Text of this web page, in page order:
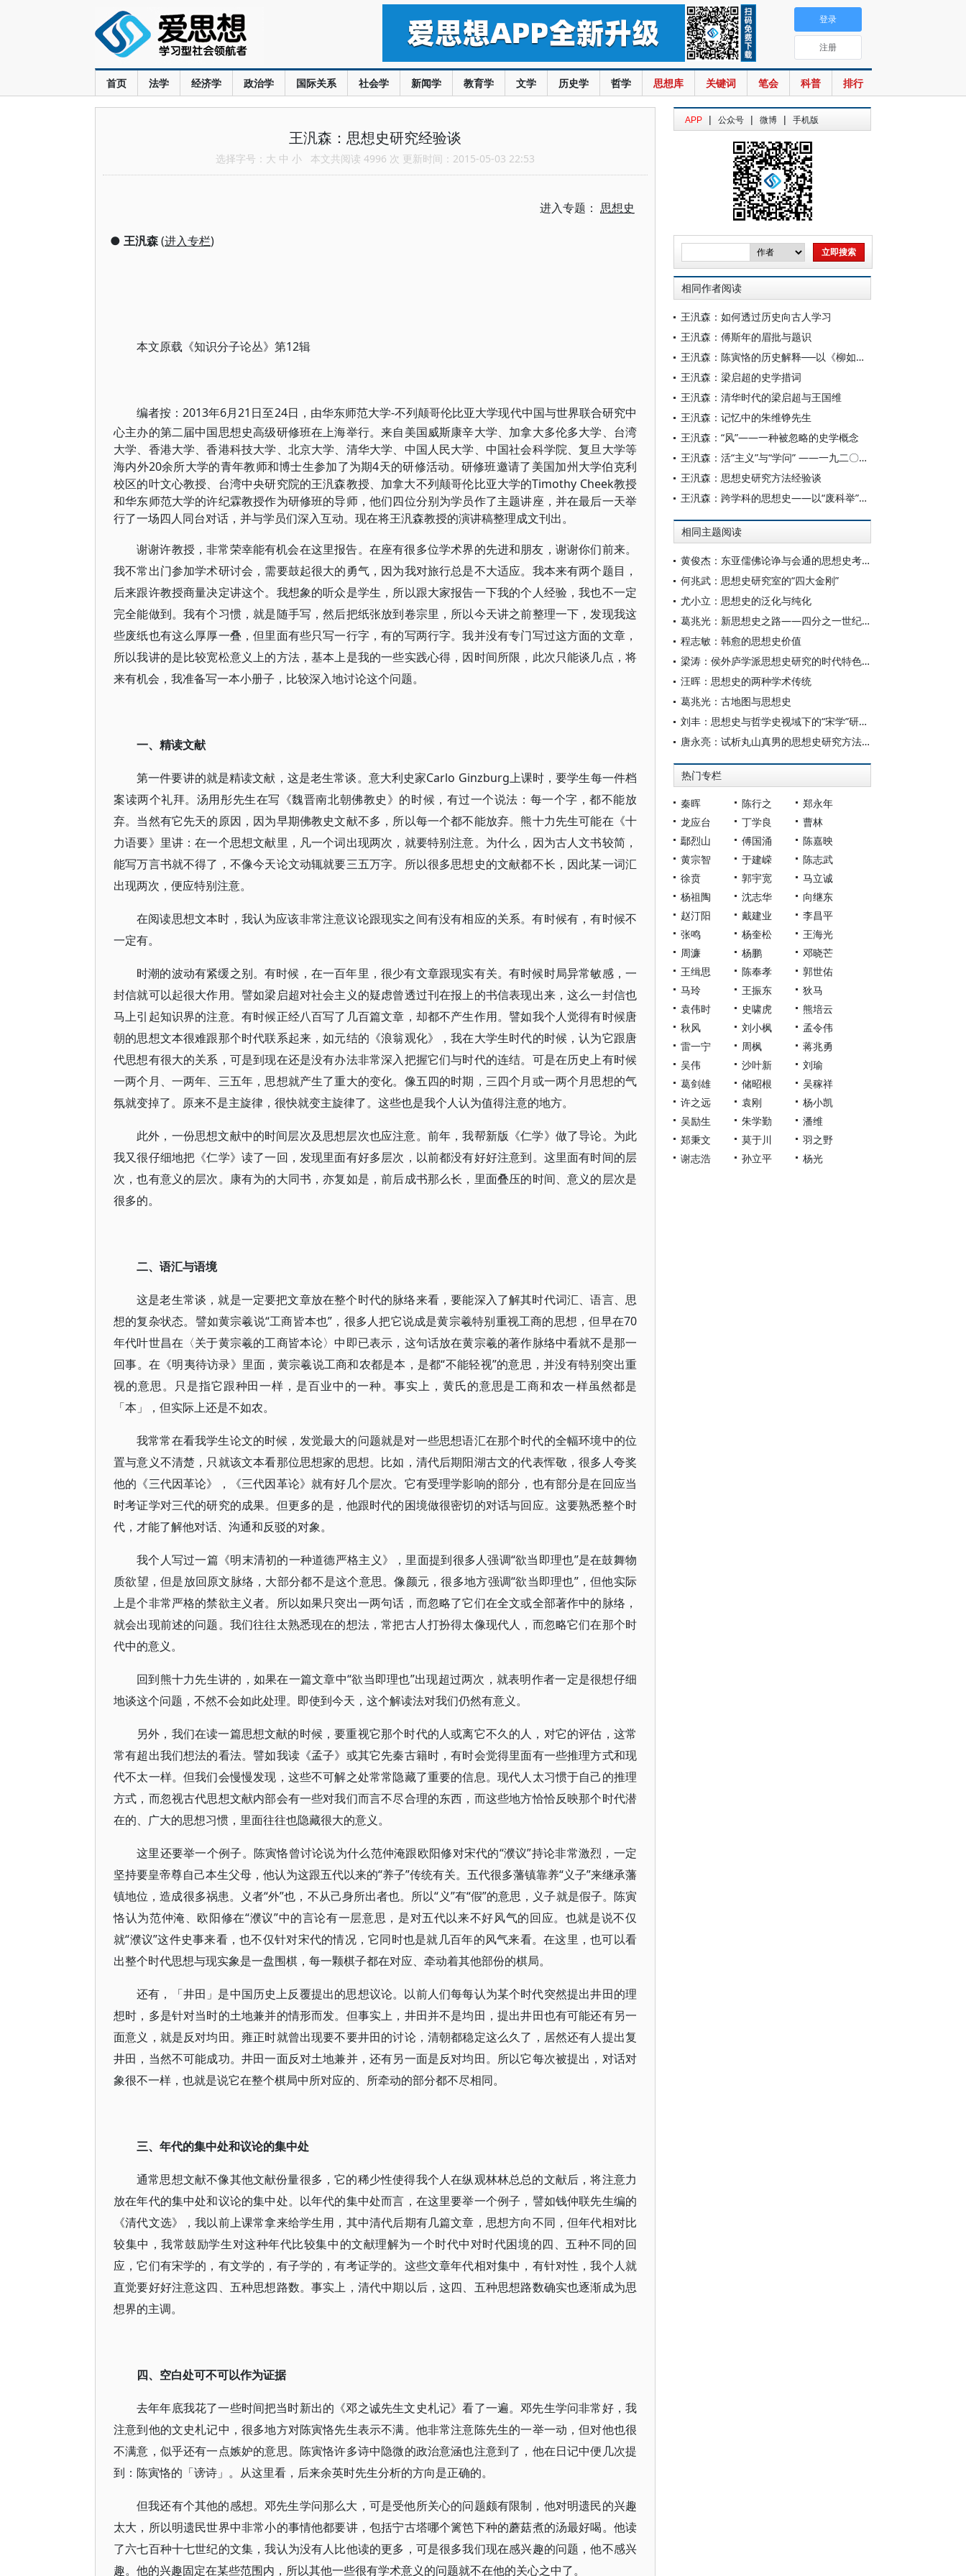
首页 法学 经济学 政治学 国际关系 社会学 新闻学 教育学 文学 历史学 哲学 思想库 关键词 笔会 科普 排行
登录
注册
王汎森：思想史研究经验谈
选择字号： 大 中 小 本文共阅读 4996 次 更新时间：2015-05-03 22:53
进入专题： 思想史
● 王汎森(进入专栏)
本文原载《知识分子论丛》第12辑
编者按：2013年6月21日至24日，由华东师范大学-不列颠哥伦比亚大学现代中国与世界联合研究中
心主办的第二届中国思想史高级研修班在上海举行。来自美国威斯康辛大学、加拿大多伦多大学、台湾
大学、香港大学、香港科技大学、北京大学、清华大学、中国人民大学、中国社会科学院、复旦大学等
海内外20余所大学的青年教师和博士生参加了为期4天的研修活动。研修班邀请了美国加州大学伯克利
校区的叶文心教授、台湾中央研究院的王汎森教授、加拿大不列颠哥伦比亚大学的Timothy Cheek教授
和华东师范大学的许纪霖教授作为研修班的导师，他们四位分别为学员作了主题讲座，并在最后一天举
行了一场四人同台对话，并与学员们深入互动。现在将王汎森教授的演讲稿整理成文刊出。
谢谢许教授，非常荣幸能有机会在这里报告。在座有很多位学术界的先进和朋友，谢谢你们前来。
我不常出门参加学术研讨会，需要鼓起很大的勇气，因为我对旅行总是不大适应。我本来有两个题目，
后来跟许教授商量决定讲这个。我想象的听众是学生，所以跟大家报告一下我的个人经验，我也不一定
完全能做到。我有个习惯，就是随手写，然后把纸张放到卷宗里，所以今天讲之前整理一下，发现我这
些废纸也有这么厚厚一叠，但里面有些只写一行字，有的写两行字。我并没有专门写过这方面的文章，
所以我讲的是比较宽松意义上的方法，基本上是我的一些实践心得，因时间所限，此次只能谈几点，将
来有机会，我准备写一本小册子，比较深入地讨论这个问题。
一、精读文献
第一件要讲的就是精读文献，这是老生常谈。意大利史家Carlo Ginzburg上课时，要学生每一件档
案读两个礼拜。汤用彤先生在写《魏晋南北朝佛教史》的时候，有过一个说法：每一个字，都不能放
弃。当然有它先天的原因，因为早期佛教史文献不多，所以每一个都不能放弃。熊十力先生可能在《十
力语要》里讲：在一个思想文献里，凡一个词出现两次，就要特别注意。为什么，因为古人文书较简，
能写万言书就不得了，不像今天论文动辄就要三五万字。所以很多思想史的文献都不长，因此某一词汇
出现两次，便应特别注意。
在阅读思想文本时，我认为应该非常注意议论跟现实之间有没有相应的关系。有时候有，有时候不
一定有。
时潮的波动有紧缓之别。有时候，在一百年里，很少有文章跟现实有关。有时候时局异常敏感，一
封信就可以起很大作用。譬如梁启超对社会主义的疑虑曾透过刊在报上的书信表现出来，这么一封信也
马上引起知识界的注意。有时候正经八百写了几百篇文章，却都不产生作用。譬如我个人觉得有时候唐
朝的思想文本很难跟那个时代联系起来，如元结的《浪翁观化》，我在大学生时代的时候，认为它跟唐
代思想有很大的关系，可是到现在还是没有办法非常深入把握它们与时代的连结。可是在历史上有时候
一两个月、一两年、三五年，思想就产生了重大的变化。像五四的时期，三四个月或一两个月思想的气
氛就变掉了。原来不是主旋律，很快就变主旋律了。这些也是我个人认为值得注意的地方。
此外，一份思想文献中的时间层次及思想层次也应注意。前年，我帮新版《仁学》做了导论。为此
我又很仔细地把《仁学》读了一回，发现里面有好多层次，以前都没有好好注意到。这里面有时间的层
次，也有意义的层次。康有为的大同书，亦复如是，前后成书那么长，里面叠压的时间、意义的层次是
很多的。
二、语汇与语境
这是老生常谈，就是一定要把文章放在整个时代的脉络来看，要能深入了解其时代词汇、语言、思
想的复杂状态。譬如黄宗羲说“工商皆本也”，很多人把它说成是黄宗羲特别重视工商的思想，但早在70
年代叶世昌在〈关于黄宗羲的工商皆本论〉中即已表示，这句话放在黄宗羲的著作脉络中看就不是那一
回事。在《明夷待访录》里面，黄宗羲说工商和农都是本，是都“不能轻视”的意思，并没有特别突出重
视的意思。只是指它跟种田一样，是百业中的一种。事实上，黄氏的意思是工商和农一样虽然都是
「本」，但实际上还是不如农。
我常常在看我学生论文的时候，发觉最大的问题就是对一些思想语汇在那个时代的全幅环境中的位
置与意义不清楚，只就该文本看那位思想家的思想。比如，清代后期阳湖古文的代表恽敬，很多人夸奖
他的《三代因革论》，《三代因革论》就有好几个层次。它有受理学影响的部分，也有部分是在回应当
时考证学对三代的研究的成果。但更多的是，他跟时代的困境做很密切的对话与回应。这要熟悉整个时
代，才能了解他对话、沟通和反驳的对象。
我个人写过一篇《明末清初的一种道德严格主义》，里面提到很多人强调“欲当即理也”是在鼓舞物
质欲望，但是放回原文脉络，大部分都不是这个意思。像颜元，很多地方强调“欲当即理也”，但他实际
上是个非常严格的禁欲主义者。所以如果只突出一两句话，而忽略了它们在全文或全部著作中的脉络，
就会出现前述的问题。我们往往太熟悉现在的想法，常把古人打扮得太像现代人，而忽略它们在那个时
代中的意义。
回到熊十力先生讲的，如果在一篇文章中“欲当即理也”出现超过两次，就表明作者一定是很想仔细
地谈这个问题，不然不会如此处理。即使到今天，这个解读法对我们仍然有意义。
另外，我们在读一篇思想文献的时候，要重视它那个时代的人或离它不久的人，对它的评估，这常
常有超出我们想法的看法。譬如我读《孟子》或其它先秦古籍时，有时会觉得里面有一些推理方式和现
代不太一样。但我们会慢慢发现，这些不可解之处常常隐藏了重要的信息。现代人太习惯于自己的推理
方式，而忽视古代思想文献内部会有一些对我们而言不尽合理的东西，而这些地方恰恰反映那个时代潜
在的、广大的思想习惯，里面往往也隐藏很大的意义。
这里还要举一个例子。陈寅恪曾讨论说为什么范仲淹跟欧阳修对宋代的“濮议”持论非常激烈，一定
坚持要皇帝尊自己本生父母，他认为这跟五代以来的“养子”传统有关。五代很多藩镇靠养“义子”来继承藩
镇地位，造成很多祸患。义者“外”也，不从己身所出者也。所以“义”有“假”的意思，义子就是假子。陈寅
恪认为范仲淹、欧阳修在“濮议”中的言论有一层意思，是对五代以来不好风气的回应。也就是说不仅
就“濮议”这件史事来看，也不仅针对宋代的情况，它同时也是就几百年的风气来看。在这里，也可以看
出整个时代思想与现实象是一盘围棋，每一颗棋子都在对应、牵动着其他部份的棋局。
还有，「井田」是中国历史上反覆提出的思想议论。以前人们每每认为某个时代突然提出井田的理
想时，多是针对当时的土地兼并的情形而发。但事实上，井田并不是均田，提出井田也有可能还有另一
面意义，就是反对均田。雍正时就曾出现要不要井田的讨论，清朝都稳定这么久了，居然还有人提出复
井田，当然不可能成功。井田一面反对土地兼并，还有另一面是反对均田。所以它每次被提出，对话对
象很不一样，也就是说它在整个棋局中所对应的、所牵动的部分都不尽相同。
三、年代的集中处和议论的集中处
通常思想文献不像其他文献份量很多，它的稀少性使得我个人在纵观林林总总的文献后，将注意力
放在年代的集中处和议论的集中处。以年代的集中处而言，在这里要举一个例子，譬如钱仲联先生编的
《清代文选》，我以前上课常拿来给学生用，其中清代后期有几篇文章，思想方向不同，但年代相对比
较集中，我常鼓励学生对这种年代比较集中的文献理解为一个时代中对时代困境的四、五种不同的回
应，它们有宋学的，有文学的，有子学的，有考证学的。这些文章年代相对集中，有针对性，我个人就
直觉要好好注意这四、五种思想路数。事实上，清代中期以后，这四、五种思想路数确实也逐渐成为思
想界的主调。
四、空白处可不可以作为证据
去年年底我花了一些时间把当时新出的《邓之诚先生文史札记》看了一遍。邓先生学问非常好，我
注意到他的文史札记中，很多地方对陈寅恪先生表示不满。他非常注意陈先生的一举一动，但对他也很
不满意，似乎还有一点嫉妒的意思。陈寅恪许多诗中隐微的政治意涵也注意到了，他在日记中便几次提
到：陈寅恪的「谤诗」。从这里看，后来余英时先生分析的方向是正确的。
但我还有个其他的感想。邓先生学问那么大，可是受他所关心的问题颇有限制，他对明遗民的兴趣
太大，所以明遗民世界中非常小的事情他都要讲，包括宁古塔哪个篱笆下种的蘑菇煮的汤最好喝。他读
了六七百种十七世纪的文集，我认为没有人比他读的更多，可是很多我们现在感兴趣的问题，他不感兴
趣。他的兴趣固定在某些范围内，所以其他一些很有学术意义的问题就不在他的关心之中了。
APP | 公众号 | 微博 | 手机版
相同作者阅读
王汎森：如何透过历史向古人学习
王汎森：傅斯年的眉批与题识
王汎森：陈寅恪的历史解释──以《柳如是别传》为例
王汎森：梁启超的史学措词
王汎森：清华时代的梁启超与王国维
王汎森：记忆中的朱维铮先生
王汎森：“风”——一种被忽略的史学概念
王汎森：活“主义”与“学问” ——一九二〇年代中国思想界的分裂
王汎森：思想史研究方法经验谈
王汎森：跨学科的思想史——以“废科举”的讨论为例
相同主题阅读
黄俊杰：东亚儒佛论诤与会通的思想史考察
何兆武：思想史研究室的“四大金刚”
尤小立：思想史的泛化与纯化
葛兆光：新思想史之路——四分之一世纪后关于《中国思想史》的回顾与思考
程志敏：韩愈的思想史价值
梁涛：侯外庐学派思想史研究的时代特色与理论创新
汪晖：思想史的两种学术传统
葛兆光：古地图与思想史
刘丰：思想史与哲学史视域下的“宋学”研究——以“宋学第一人”为中心
唐永亮：试析丸山真男的思想史研究方法论
热门专栏
秦晖 陈行之
郑永年
龙应台
丁学良
曹林
鄢烈山
傅国涌
陈嘉映
黄宗智
于建嵘
陈志武
徐贲
郭宇宽
马立诚
杨祖陶
沈志华
向继东
赵汀阳
戴建业
李昌平
张鸣
杨奎松
王海光
周濂
杨鹏
邓晓芒
王缉思
陈奉孝
郭世佑
马玲
王振东
狄马
袁伟时
史啸虎
熊培云
秋风
刘小枫
孟令伟
雷一宁
周枫
蒋兆勇
吴伟
沙叶新
刘瑜
葛剑雄
储昭根
吴稼祥
许之远
袁刚
杨小凯
吴励生
朱学勤
潘维
郑秉文
莫于川
羽之野
谢志浩
孙立平 杨光